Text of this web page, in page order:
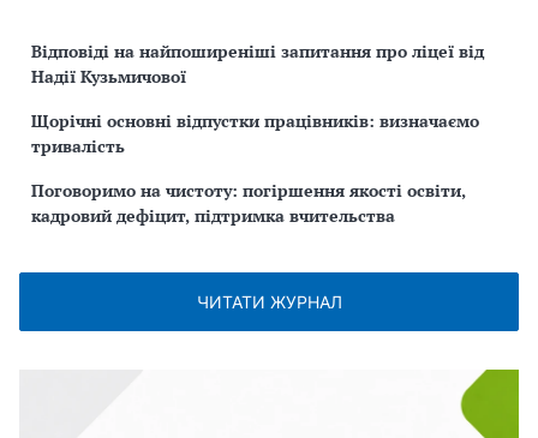
Відповіді на найпоширеніші запитання про ліцеї від
Надії Кузьмичової
Щорічні основні відпустки працівників: визначаємо
тривалість
Поговоримо на чистоту: погіршення якості освіти,
кадровий дефіцит, підтримка вчительства
ЧИТАТИ ЖУРНАЛ